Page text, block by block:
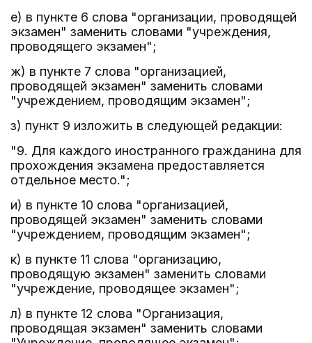
е) в пункте 6 слова "организации, проводящей
экзамен" заменить словами "учреждения,
проводящего экзамен";
ж) в пункте 7 слова "организацией,
проводящей экзамен" заменить словами
"учреждением, проводящим экзамен";
з) пункт 9 изложить в следующей редакции:
"9. Для каждого иностранного гражданина для
прохождения экзамена предоставляется
отдельное место.";
и) в пункте 10 слова "организацией,
проводящей экзамен" заменить словами
"учреждением, проводящим экзамен";
к) в пункте 11 слова "организацию,
проводящую экзамен" заменить словами
"учреждение, проводящее экзамен";
л) в пункте 12 слова "Организация,
проводящая экзамен" заменить словами